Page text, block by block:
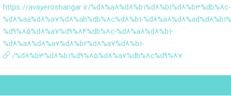
https://avayeroshangar.ir/%d8%a8%d8%b1%d8%b1%d8%b3%db%8c-
%d8%aa%d8%a7%d8%ab%db%8c%d8%b1-
%d9%85%d8%a7%d9%84%db%8c-%d8%a8%d8%b1-
%d8%a8%d8%a7%d8%b2%d8%a7%d8%b1-
%d8%b3%d8%b1%d9%85%d8%a7%db%8c%d9%87/